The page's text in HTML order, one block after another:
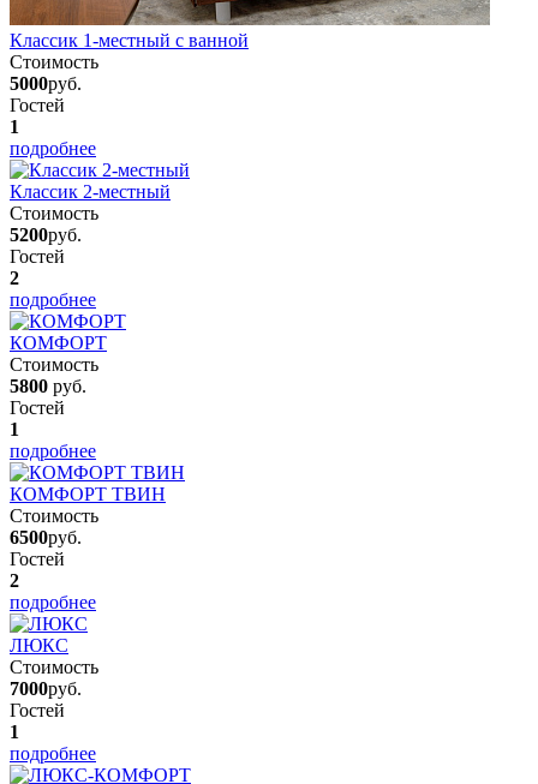
Классик 1-местный с ванной
Стоимость
5000руб.
Гостей
1
подробнее
Классик 2-местный
Стоимость
5200руб.
Гостей
2
подробнее
КОМФОРТ
Стоимость
5800 руб.
Гостей
1
подробнее
КОМФОРТ ТВИН
Стоимость
6500руб.
Гостей
2
подробнее
ЛЮКС
Стоимость
7000руб.
Гостей
1
подробнее